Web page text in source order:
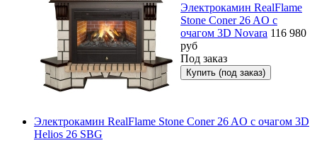
Электрокамин RealFlame
Stone Coner 26 AO с
очагом 3D Novara 116 980
руб
Под заказ
Электрокамин RealFlame Stone Coner 26 AO с очагом 3D
Helios 26 SBG